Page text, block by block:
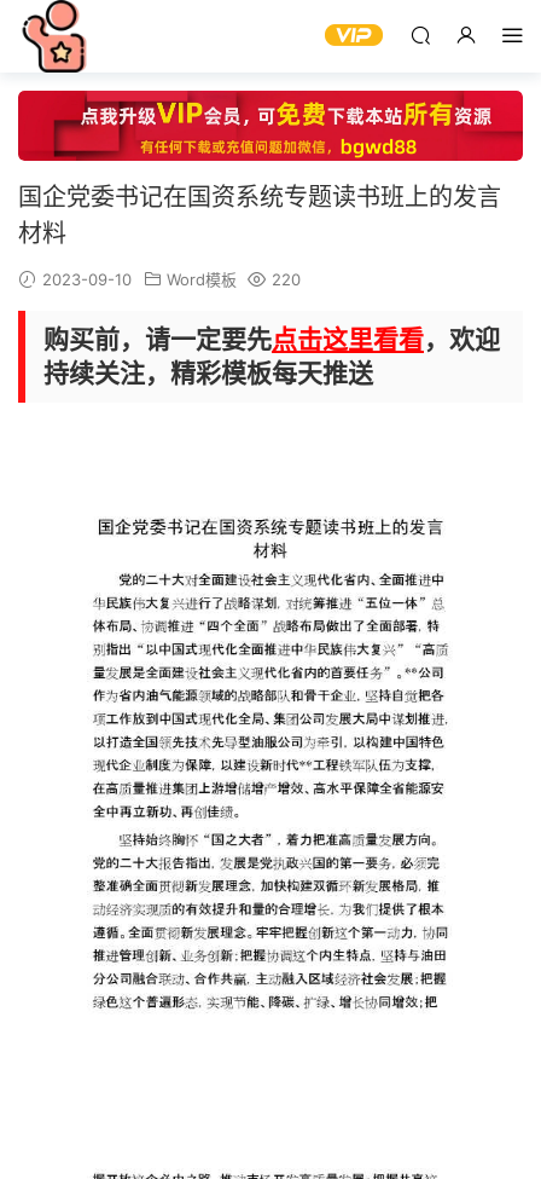
国企党委书记在国资系统专题读书班上的发言
材料
2023-09-10 Word模板 220
购买前，请一定要先点击这里看看，欢迎
持续关注，精彩模板每天推送